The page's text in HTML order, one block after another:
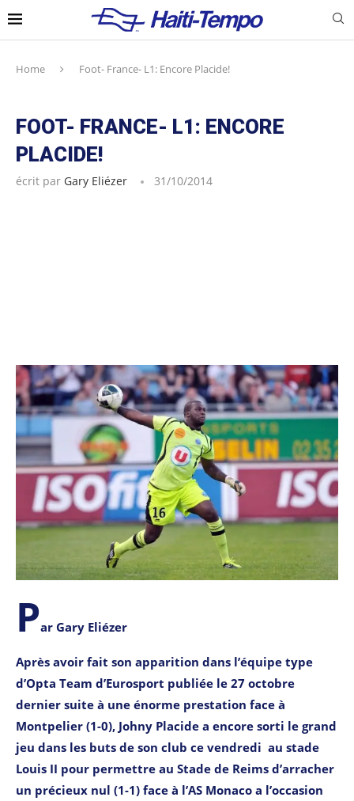
Home Foot- France- L1: Encore Placide!
FOOT- FRANCE- L1: ENCORE
PLACIDE!
écrit par Gary Eliézer 31/10/2014
Par Gary Eliézer
Après avoir fait son apparition dans l’équipe type
d’Opta Team d’Eurosport publiée le 27 octobre
dernier suite à une énorme prestation face à
Montpelier (1-0), Johny Placide a encore sorti le grand
jeu dans les buts de son club ce vendredi au stade
Louis II pour permettre au Stade de Reims d’arracher
un précieux nul (1-1) face à l’AS Monaco a l’occasion